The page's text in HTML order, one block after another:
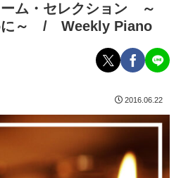
ム・セレクション ～
に～ / Weekly Piano
2016.06.22